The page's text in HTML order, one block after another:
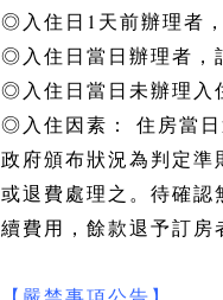
◎ 入住 日1天前辦理者
◎ 入住 日當日辦理者
◎ 入住 日當日未辦理
◎ 入住因素： 住房當
政府頒布狀況為判定
或退費處理之。待確
續費用，餘款退予訂房